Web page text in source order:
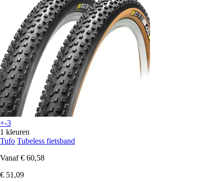
+-3
1 kleuren
Tufo Tubeless fietsband
Vanaf € 60,58
€ 51,09